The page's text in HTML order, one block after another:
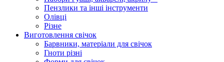
Пензлики та інші інструменти
Олівці
Різне
Виготовлення свічок
Барвники, матеріали для свічок
Гноти різні